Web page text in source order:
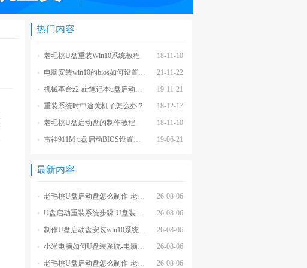
热门内容
18-11-10
老毛桃U盘重装Win10系统教程
21-11-22
电脑安装win10的bios如何设置u盘图文教程
19-11-21
机械革命z2-air笔记本u盘启动BIOS设置教程
18-12-17
重装系统时中途关机了怎么办？
18-11-10
老毛桃U盘启动盘的制作教程
19-06-21
雷神911M u盘启动BIOS设置教程
最新内容
26-08-06
老毛桃U盘启动盘怎么制作-老毛桃winpeU盘启动盘制作步骤
26-08-06
U盘启动重装系统步骤-U盘装系统步骤操作
26-08-06
制作U盘启动盘安装win10系统步骤-制作U盘启动盘安装win10系统步骤
26-08-06
小米电脑如何U盘装系统-电脑怎么U盘装系统
26-08-06
老毛桃U盘启动盘怎么制作-老毛桃U盘启动盘制作步骤